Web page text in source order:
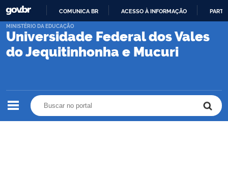
PARA
CONTEÚDO
COMUNICA BR ACESSO À INFORMAÇÃO
Universidade Federal dos Vales
do Jequitinhonha e Mucuri
MINISTÉRIO DA EDUCAÇÃO